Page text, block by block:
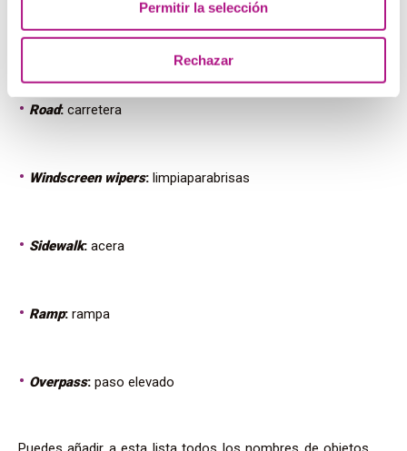
Permitir la selección
Rechazar
Kerb:bordillo
Road: carretera
Windscreen wipers: limpiaparabrisas
Sidewalk: acera
Ramp: rampa
Overpass: paso elevado